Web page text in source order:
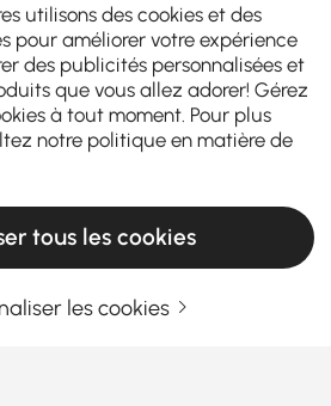
been updated to show the latest 36 items
utilisons des cookies et des
pour améliorer votre expérience
des publicités personnalisées et
que vous allez adorer! Gérez
à tout moment. Pour plus
notre politique en matière de
tous les cookies
les cookies